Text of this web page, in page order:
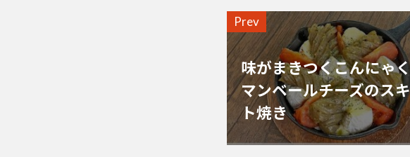
Prev
味がまきつくこんにゃ
マンベールチーズのス
ト焼き